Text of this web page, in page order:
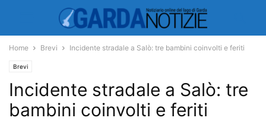
Home Brevi Incidente stradale a Salò: tre bambini coinvolti e feriti
Brevi
Incidente stradale a Salò: tre
bambini coinvolti e feriti